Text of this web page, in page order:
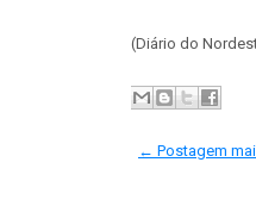
(Diário do
← Postagem